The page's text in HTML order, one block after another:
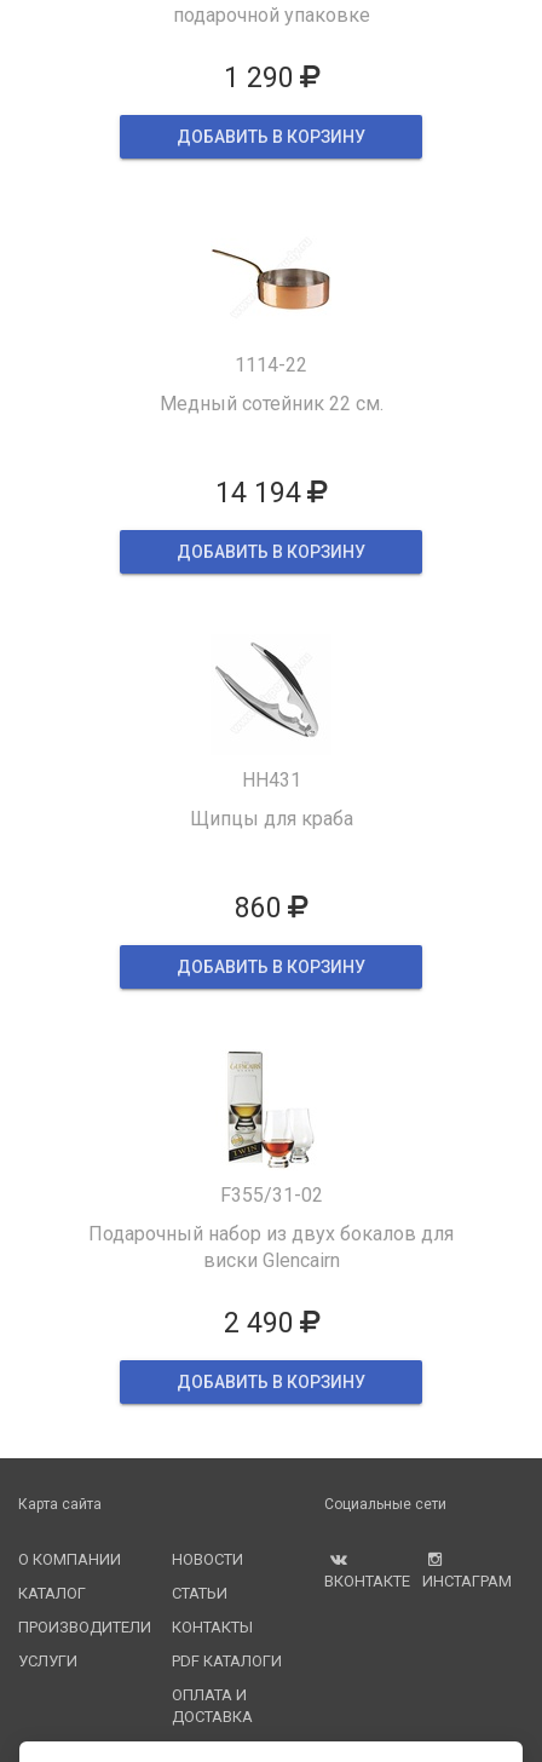
подарочной упаковке
1 290
ДОБАВИТЬ В КОРЗИНУ
1114-22
Медный сотейник 22 см.
14 194
ДОБАВИТЬ В КОРЗИНУ
HH431
Щипцы для краба
860
ДОБАВИТЬ В КОРЗИНУ
F355/31-02
Подарочный набор из двух бокалов для
виски Glencairn
2 490
ДОБАВИТЬ В КОРЗИНУ
Карта сайта
О КОМПАНИИ
КАТАЛОГ
ПРОИЗВОДИТЕЛИ
УСЛУГИ
НОВОСТИ
СТАТЬИ
КОНТАКТЫ
PDF КАТАЛОГИ
ОПЛАТА И
ДОСТАВКА
Социальные сети
ВКОНТАКТЕ ИНСТАГРАМ